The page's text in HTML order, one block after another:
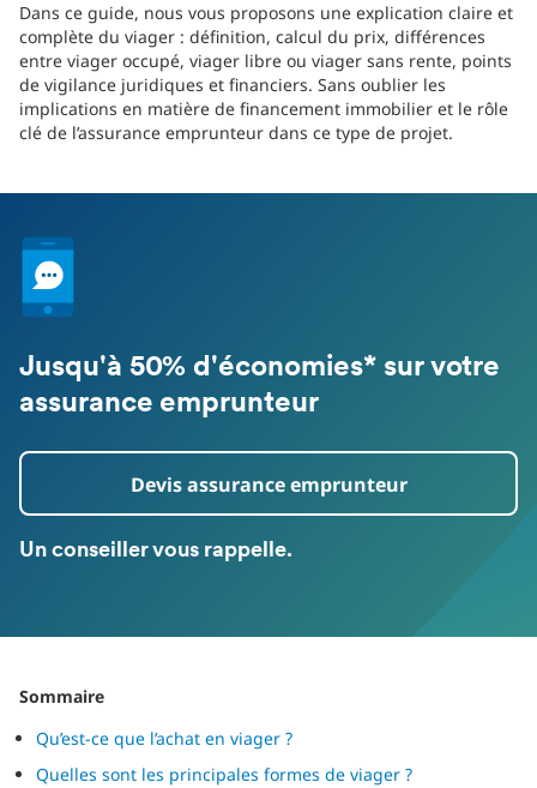
Dans ce guide, nous vous proposons une explication claire et
complète du viager : définition, calcul du prix, différences
entre viager occupé, viager libre ou viager sans rente, points
de vigilance juridiques et financiers. Sans oublier les
implications en matière de financement immobilier et le rôle
clé de l’assurance emprunteur dans ce type de projet.
Jusqu'à 50% d'économies* sur votre
assurance emprunteur
Devis assurance emprunteur
Un conseiller vous rappelle.
Sommaire
Qu’est-ce que l’achat en viager ?
Quelles sont les principales formes de viager ?